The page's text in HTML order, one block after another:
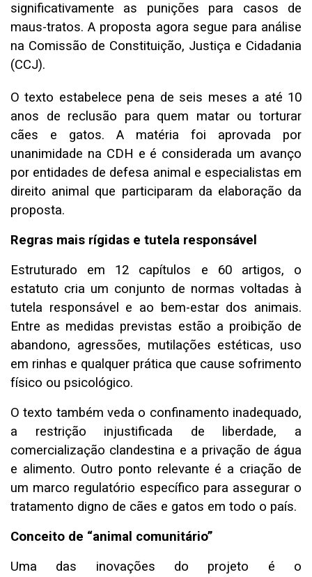
significativamente as punições para casos de
maus-tratos. A proposta agora segue para análise
na Comissão de Constituição, Justiça e Cidadania
(CCJ).
O texto estabelece pena de seis meses a até 10
anos de reclusão para quem matar ou torturar
cães e gatos. A matéria foi aprovada por
unanimidade na CDH e é considerada um avanço
por entidades de defesa animal e especialistas em
direito animal que participaram da elaboração da
proposta.
Regras mais rígidas e tutela responsável
Estruturado em 12 capítulos e 60 artigos, o
estatuto cria um conjunto de normas voltadas à
tutela responsável e ao bem-estar dos animais.
Entre as medidas previstas estão a proibição de
abandono, agressões, mutilações estéticas, uso
em rinhas e qualquer prática que cause sofrimento
físico ou psicológico.
O texto também veda o confinamento inadequado,
a restrição injustificada de liberdade, a
comercialização clandestina e a privação de água
e alimento. Outro ponto relevante é a criação de
um marco regulatório específico para assegurar o
tratamento digno de cães e gatos em todo o país.
Conceito de “animal comunitário”
Uma das inovações do projeto é o